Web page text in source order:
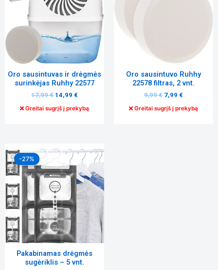
Oro sausintuvas ir drėgmės
surinkėjas Ruhhy 22577
17,99€ 14,99 €
Greitai sugrįš į prekybą
Oro sausintuvo Ruhhy
22578 filtras, 2 vnt.
9,99€ 7,99 €
Greitai sugrįš į prekybą
-27%
Pakabinamas drėgmės
sugėriklis – 5 vnt.
Original
price
was:
11,99 €.
Current
price
is:
8,79 €.
elgesiu, kai
lankotės
svetainėje,
padidinate
galimybę
turinį ir
pasiūlymus.